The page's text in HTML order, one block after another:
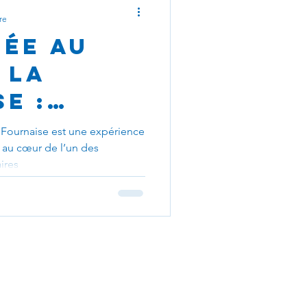
au
la
:
l’un
les
au
est une expérience
cœur de l’un des